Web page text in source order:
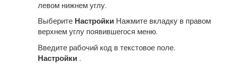
левом нижнем углу.
Выберите Настройки Нажмите вкладку в правом
верхнем углу появившегося меню.
Введите рабочий код в текстовое поле.
Настройки .